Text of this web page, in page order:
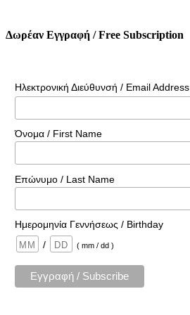
Δωρέαν Εγγραφή / Free Subscription
Ηλεκτρονική Διεύθυνσή / Email Address
Όνομα / First Name
Επώνυμο / Last Name
Ημερομηνία Γεννήσεως / Birthday
/
( mm / dd )